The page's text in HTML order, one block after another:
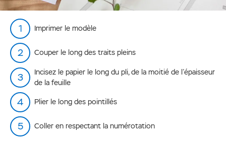
Imprimer le modèle
Couper le long des traits pleins
Incisez le papier le long du pli, de la moitié de l’épaisseur
de la feuille
Plier le long des pointillés
Coller en respectant la numérotation